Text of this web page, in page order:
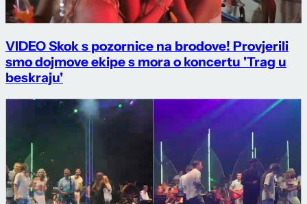
VIDEO Skok s pozornice na brodove! Provjerili
smo dojmove ekipe s mora o koncertu 'Trag u
beskraju'